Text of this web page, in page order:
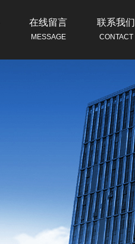
在线留言
MESSAGE
联系我们
CONTACT